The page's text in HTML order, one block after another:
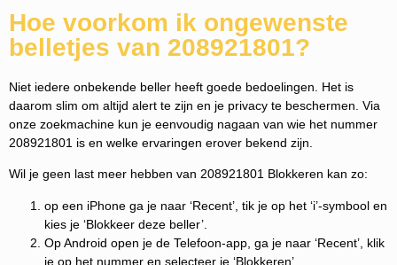
Hoe voorkom ik ongewenste
belletjes van 208921801?
Niet iedere onbekende beller heeft goede bedoelingen. Het is
daarom slim om altijd alert te zijn en je privacy te beschermen. Via
onze zoekmachine kun je eenvoudig nagaan van wie het nummer
208921801 is en welke ervaringen erover bekend zijn.
Wil je geen last meer hebben van 208921801 Blokkeren kan zo:
op een iPhone ga je naar ‘Recent’, tik je op het ‘i’-symbool en
kies je ‘Blokkeer deze beller’.
Op Android open je de Telefoon-app, ga je naar ‘Recent’, klik
je op het nummer en selecteer je ‘Blokkeren’.